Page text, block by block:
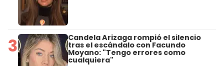
3 Candela Arizaga rompió el silencio
tras el escándalo con Facundo
Moyano: "Tengo errores como
cualquiera"